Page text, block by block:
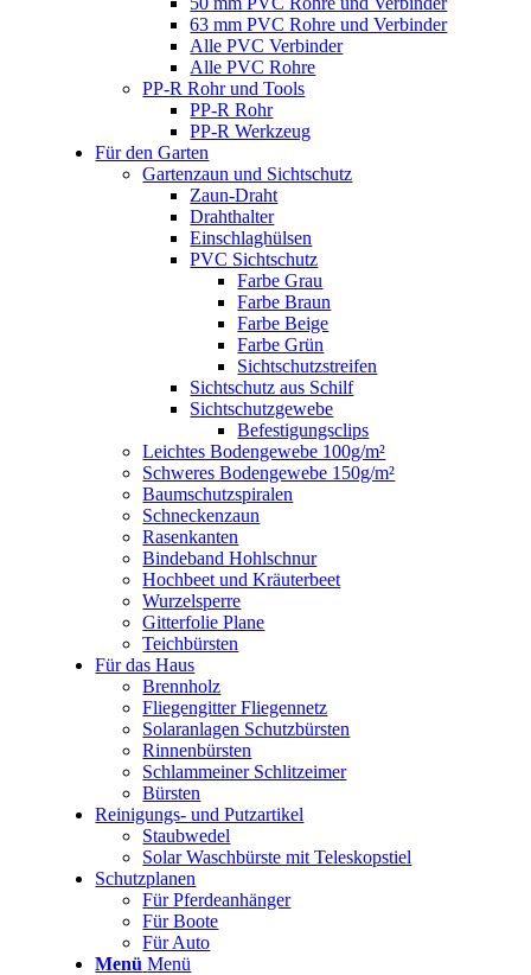
63 mm PVC Rohre und Verbinder
Alle PVC Verbinder
Alle PVC Rohre
PP-R Rohr und Tools
PP-R Rohr
PP-R Werkzeug
Für den Garten
Gartenzaun und Sichtschutz
Zaun-Draht
Drahthalter
Einschlaghülsen
PVC Sichtschutz
Farbe Grau
Farbe Braun
Farbe Beige
Farbe Grün
Sichtschutzstreifen
Sichtschutz aus Schilf
Sichtschutzgewebe
Befestigungsclips
Leichtes Bodengewebe 100g/m²
Schweres Bodengewebe 150g/m²
Baumschutzspiralen
Schneckenzaun
Rasenkanten
Bindeband Hohlschnur
Hochbeet und Kräuterbeet
Wurzelsperre
Gitterfolie Plane
Teichbürsten
Für das Haus
Brennholz
Fliegengitter Fliegennetz
Solaranlagen Schutzbürsten
Rinnenbürsten
Schlammeiner Schlitzeimer
Bürsten
Reinigungs- und Putzartikel
Staubwedel
Solar Waschbürste mit Teleskopstiel
Schutzplanen
Für Pferdeanhänger
Für Boote
Für Auto
Menü Menü